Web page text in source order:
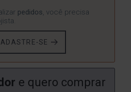
pedidos, você precisa
SE
e quero comprar